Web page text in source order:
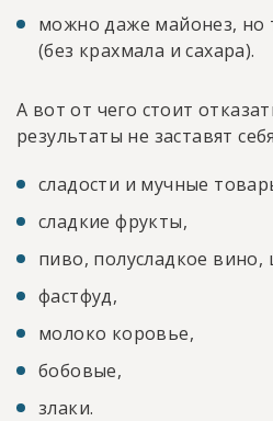
можно даже майонез,
(без крахмала и сахара).
А вот от чего стоит
результаты не заставят
сладости и мучные
сладкие фрукты,
пиво, полусладкое вино,
фастфуд,
молоко коровье,
бобовые,
злаки.